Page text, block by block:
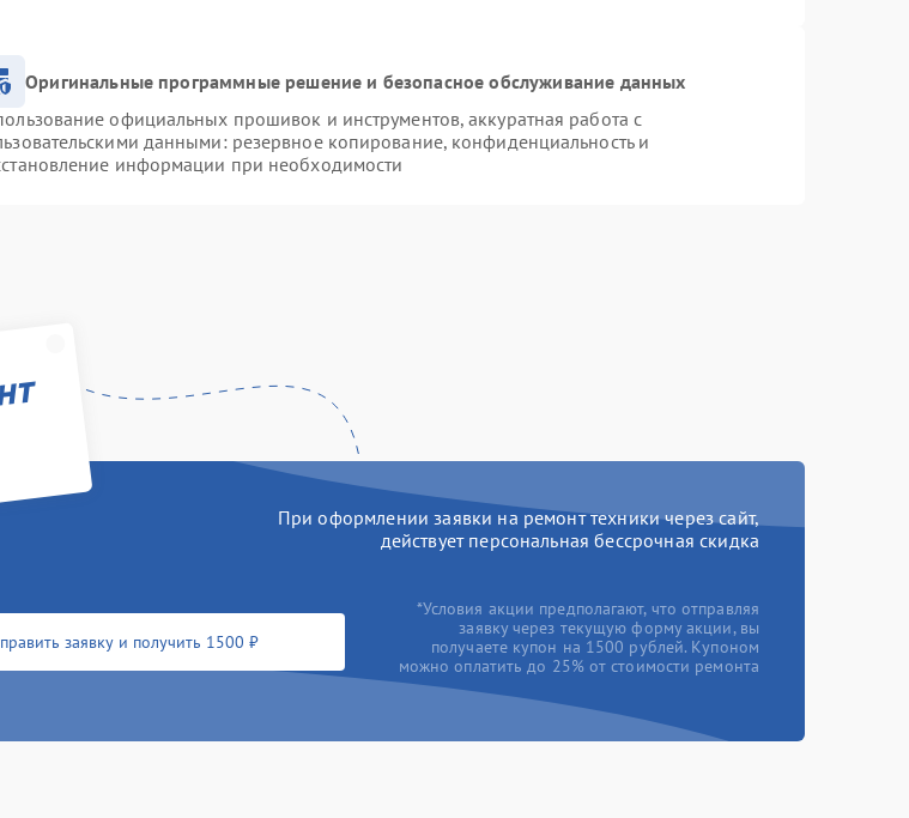
Оригинальные программные решение и безопасное обслуживание данных
официальных прошивок и инструментов, аккуратная работа с
данными: резервное копирование, конфиденциальность и
информации при необходимости
При оформлении заявки на ремонт техники через сайт,
действует персональная бессрочная скидка
заявку и получить 1500 ₽
*Условия акции предполагают, что отправляя
заявку через текущую форму акции, вы
получаете купон на 1500 рублей. Купоном
можно оплатить до 25% от стоимости ремонта